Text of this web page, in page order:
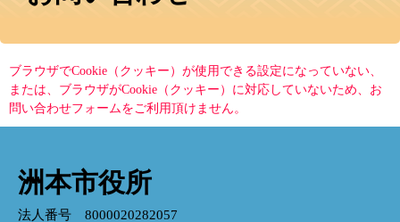
ブラウザでCookie（クッキー）が使用できる設定になっていない、
または、ブラウザがCookie（クッキー）に対応していないため、お
問い合わせフォームをご利用頂けません。
洲本市役所
法人番号 8000020282057